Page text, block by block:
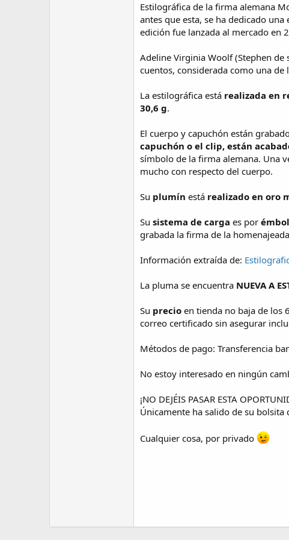
Estilográfica de la firma alemana
antes que esta, se ha dedicado
edición fue lanzada al mercado en
Adeline Virginia Woolf (Stephen
cuentos, considerada como una
La estilográfica está realizada en
30,6 g.
El cuerpo y capuchón están
capuchón o el clip, están
símbolo de la firma alemana. Una
mucho con respecto del cuerpo.
Su plumín está realizado en oro
Su sistema de carga es por
grabada la firma de la
Información extraída de:
La pluma se encuentra NUEVA A
Su precio en tienda no baja de los
correo certificado sin asegurar
Métodos de pago: Transferencia
No estoy interesado en ningún
¡NO DEJÉIS PASAR ESTA
Únicamente ha salido de su
Cualquier cosa, por privado